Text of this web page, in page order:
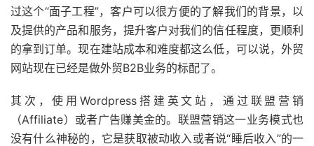
过这个“面子工程”，客户可以很方便的了解我们的背景，以
及提供的产品和服务，提升客户对我们的信任程度，更顺利
的拿到订单。现在建站成本和难度都这么低，可以说，外贸
网站现在已经是做外贸B2B业务的标配了。
其次，使用Wordpress搭建英文站，通过联盟营销
（Affiliate）或者广告赚美金的。联盟营销这一业务模式也
没有什么神秘的，它是获取被动收入或者说“睡后收入”的一